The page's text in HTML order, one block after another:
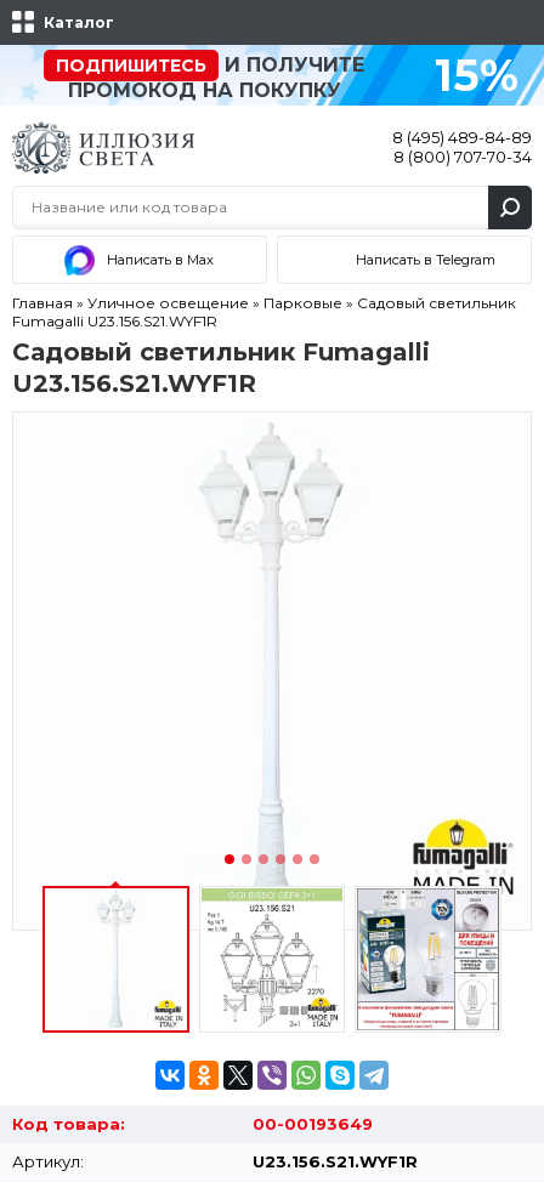
Каталог
ПОДПИШИТЕСЬ
И ПОЛУЧИТЕ
ПРОМОКОД НА ПОКУПКУ
15%
8 (495) 489-84-89
8 (800) 707-70-34
Написать в Max Написать в Telegram
Главная » Уличное освещение » Парковые » Садовый светильник
Fumagalli U23.156.S21.WYF1R
Садовый светильник Fumagalli
U23.156.S21.WYF1R
Код товара:
00-00193649
Артикул:
U23.156.S21.WYF1R